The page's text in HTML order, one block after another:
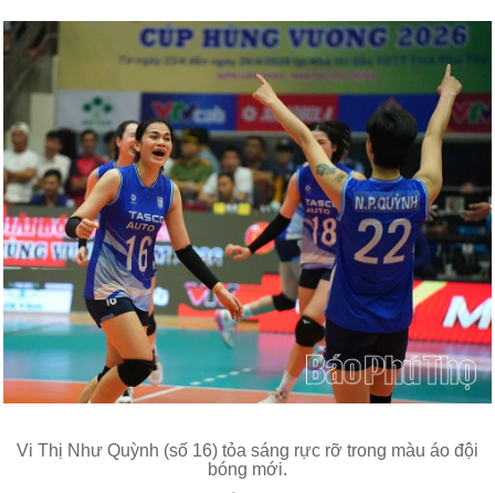
Vi Thị Như Quỳnh (số 16) tỏa sáng rực rỡ trong màu áo đội
bóng mới.